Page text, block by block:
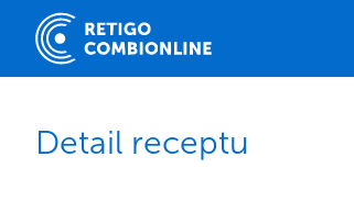
Detail receptu